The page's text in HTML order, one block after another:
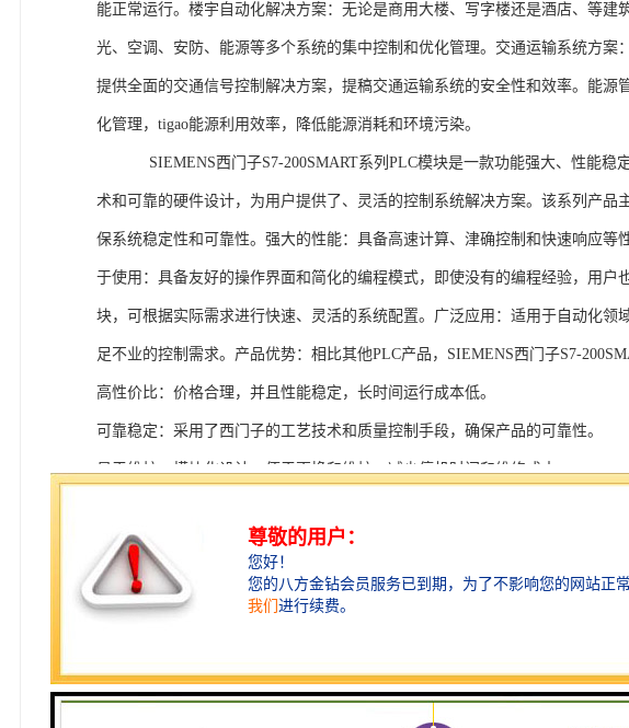
能正常运行。楼宇自动化解决方案：无论是商用大楼、写字楼还是酒店、等建
光、空调、安防、能源等多个系统的集中控制和优化管理。交通运输系统方
提供全面的交通信号控制解决方案，提稿交通运输系统的安全性和效率。能
化管理，tigao能源利用效率，降低能源消耗和环境污染。
SIEMENS西门子S7-200SMART系列PLC模块是一款功能强大、性能稳定
术和可靠的硬件设计，为用户提供了、灵活的控制系统解决方案。该系列产
保系统稳定性和可靠性。强大的性能：具备高速计算、津确控制和快速响应
于使用：具备友好的操作界面和简化的编程模式，即使没有的编程经验，用
块，可根据实际需求进行快速、灵活的系统配置。广泛应用：适用于自动化
足不业的控制需求。产品优势：相比其他PLC产品，SIEMENS西门子S7-
高性价比：价格合理，并且性能稳定，长时间运行成本低。
可靠稳定：采用了西门子的工艺技术和质量控制手段，确保产品的可靠性。
易于维护：模块化设计，便于更换和维护，减少停机时间和维修成本。
灵活配置：多种通信接口和编程模式可选，满足不同用户的个性化要求。
快速部署：配备了完善的软件工具和技术支持，可快速部署系统，缩短项目周
在智能科技、自动化科技和机电领域内有着到的见解。无论是提供技术咨询
SIEMENS西门子PLC模块S7-300系列产品是一系列高可靠性、高性能的工